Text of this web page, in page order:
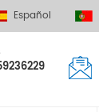
Español